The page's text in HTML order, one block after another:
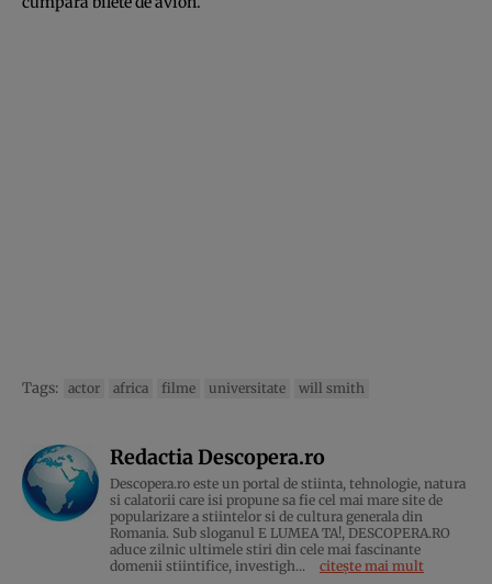
Tags: actor africa filme universitate will smith
Redactia Descopera.ro
Descopera.ro este un portal de stiinta, tehnologie, natura
si calatorii care isi propune sa fie cel mai mare site de
popularizare a stiintelor si de cultura generala din
Romania. Sub sloganul E LUMEA TA!, DESCOPERA.RO
aduce zilnic ultimele stiri din cele mai fascinante
domenii stiintifice, investigh...
citește mai mult